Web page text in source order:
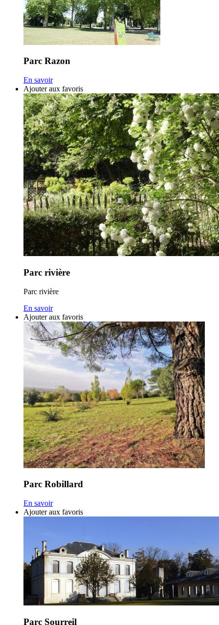
Parc Razon
En savoir
Ajouter aux favoris
Parc rivière
Parc rivière
En savoir
Ajouter aux favoris
Parc Robillard
En savoir
Ajouter aux favoris
Parc Sourreil